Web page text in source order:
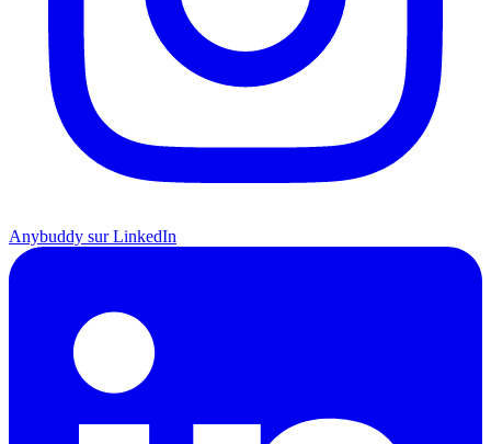
Anybuddy sur LinkedIn